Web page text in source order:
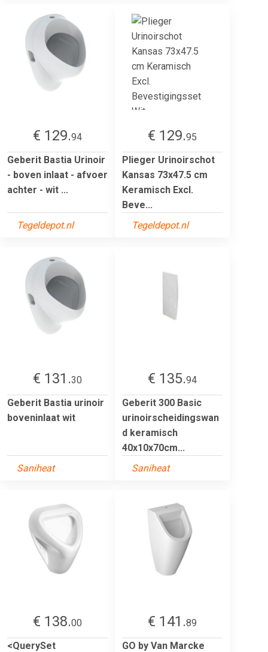
€ 129.94
Geberit Bastia Urinoir
- boven inlaat - afvoer
achter - wit ...
Tegeldepot.nl
€ 129.95
Plieger Urinoirschot
Kansas 73x47.5 cm
Keramisch Excl.
Beve...
Tegeldepot.nl
€ 131.30
Geberit Bastia urinoir
boveninlaat wit
Saniheat
€ 135.94
Geberit 300 Basic
urinoirscheidingswan
d keramisch
40x10x70cm...
Saniheat
€ 138.00
<QuerySet
€ 141.89
GO by Van Marcke